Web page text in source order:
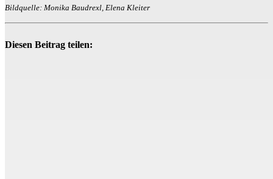
Bildquelle: Monika Baudrexl, Elena Kleiter
Diesen Beitrag teilen: